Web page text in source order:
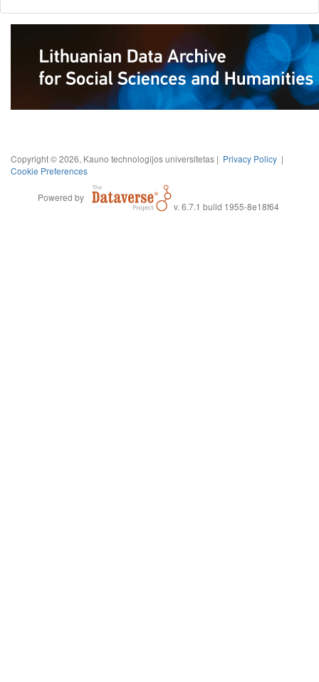
Copyright © 2026, Kauno technologijos universitetas | Privacy Policy |
Cookie Preferences
Powered by
v. 6.7.1 build 1955-8e18f64